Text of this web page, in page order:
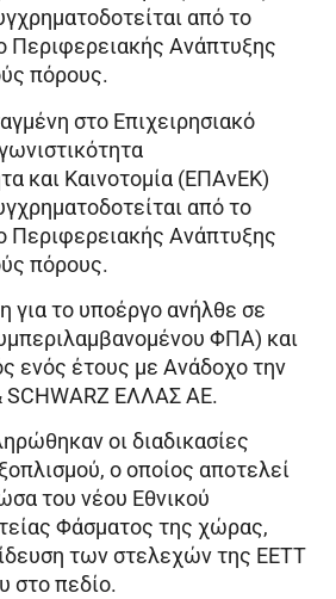
από το
Περιφερειακής Ανάπτυξης
πόρους.
στο Επιχειρησιακό
και Καινοτομία (ΕΠΑνΕΚ)
από το
Περιφερειακής Ανάπτυξης
πόρους.
για το υποέργο ανήλθε σε
ΦΠΑ) και
ενός έτους με Ανάδοχο την
SCHWARZ ΕΛΛΑΣ ΑΕ.
οι διαδικασίες
ο οποίος αποτελεί
του νέου Εθνικού
Φάσματος της χώρας,
των στελεχών της ΕΕΤΤ
στο πεδίο.